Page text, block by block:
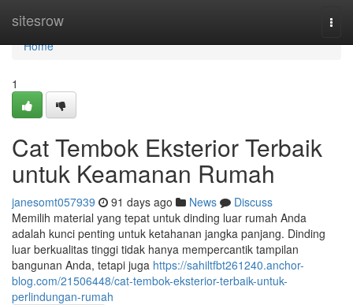
sitesrow
Home
Home
1
Cat Tembok Eksterior Terbaik
untuk Keamanan Rumah
janesomt057939 91 days ago News
Discuss
Memilih material yang tepat untuk dinding luar rumah Anda
adalah kunci penting untuk ketahanan jangka panjang. Dinding
luar berkualitas tinggi tidak hanya mempercantik tampilan
bangunan Anda, tetapi juga https://sahiltfbt261240.anchor-
blog.com/21506448/cat-tembok-eksterior-terbaik-untuk-
perlindungan-rumah